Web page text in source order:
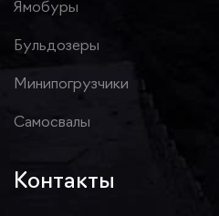
Ямобуры
Бульдозеры
Минипогрузчики
Самосвалы
Контакты